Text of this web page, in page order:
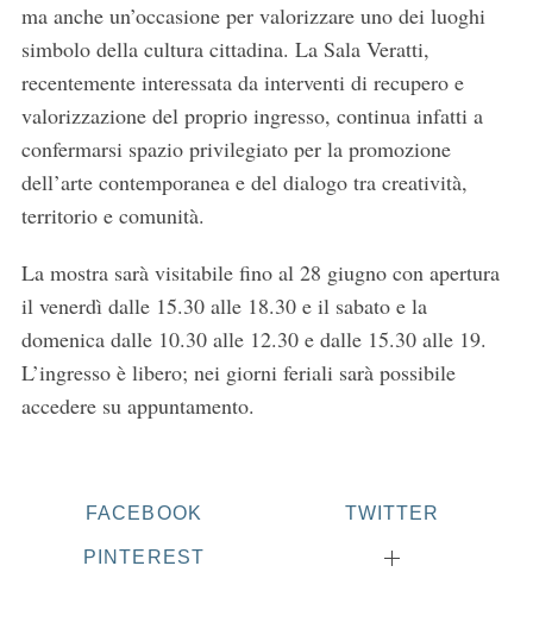
ma anche un’occasione per valorizzare uno dei luoghi
simbolo della cultura cittadina. La Sala Veratti,
recentemente interessata da interventi di recupero e
valorizzazione del proprio ingresso, continua infatti a
confermarsi spazio privilegiato per la promozione
dell’arte contemporanea e del dialogo tra creatività,
territorio e comunità.
La mostra sarà visitabile fino al 28 giugno con apertura
il venerdì dalle 15.30 alle 18.30 e il sabato e la
domenica dalle 10.30 alle 12.30 e dalle 15.30 alle 19.
L’ingresso è libero; nei giorni feriali sarà possibile
accedere su appuntamento.
FACEBOOK TWITTER
PINTEREST
S
e
a
r
h
f
o
: